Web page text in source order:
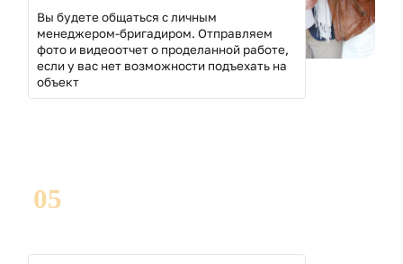
Вы будете общаться с личным
менеджером-бригадиром. Отправляем
фото и видеоотчет о проделанной работе,
если у вас нет возможности подъехать на
объект
05